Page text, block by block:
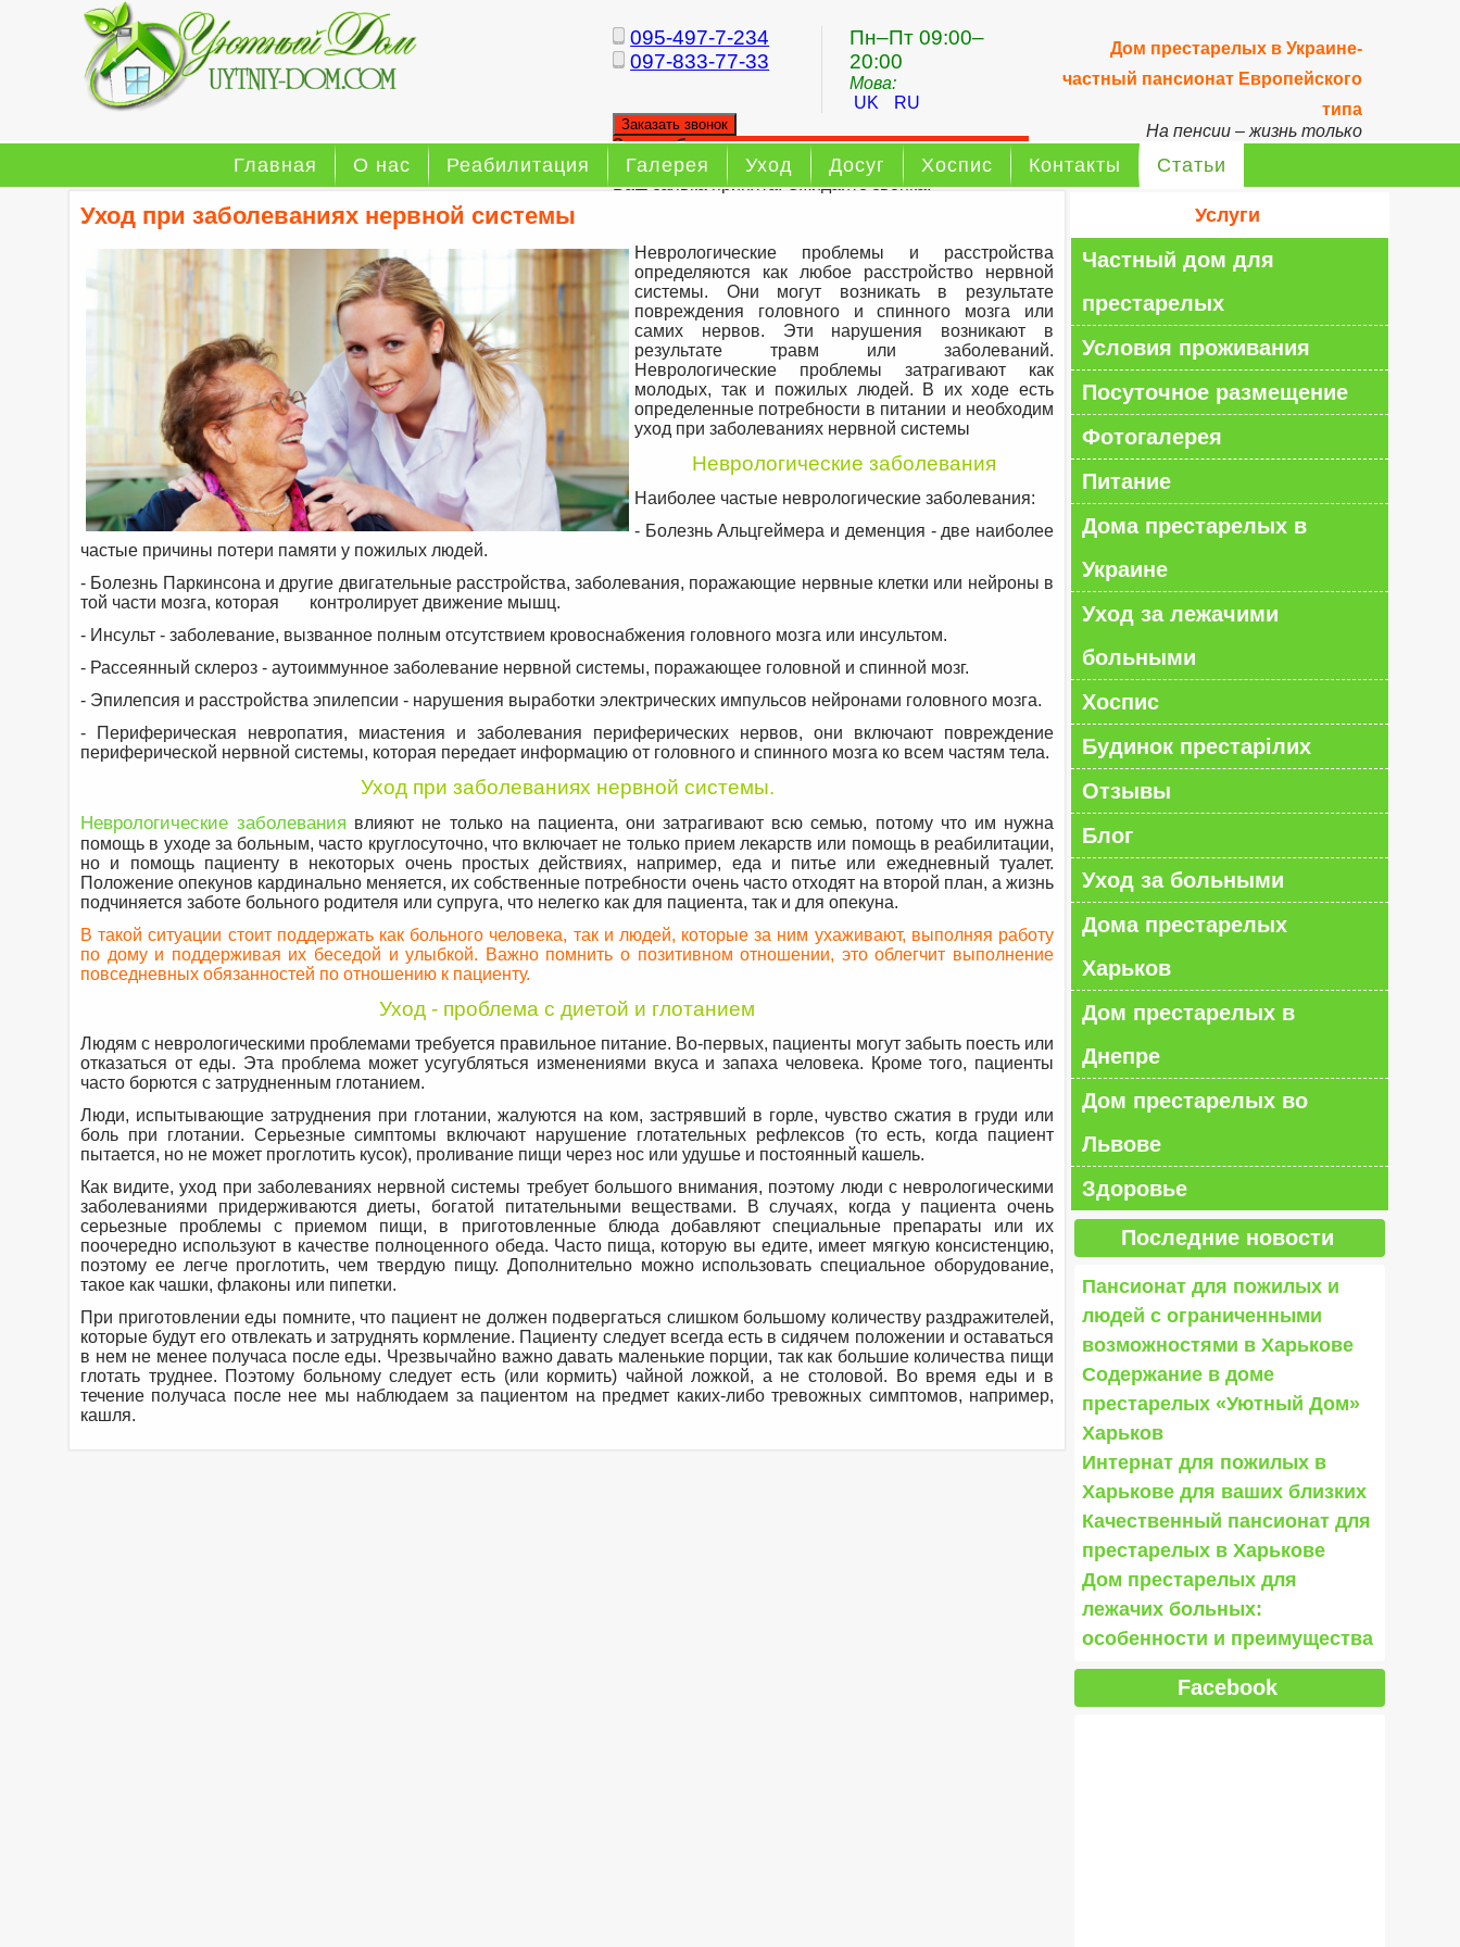
Дом престарелых в Украине-
частный пансионат Европейского
типа
На пенсии – жизнь только
095-497-7-234
097-833-77-33
Пн–Пт 09:00–
20:00
Мова:
UK
RU
Заказать звонок
Заказ обратного звонка
Ваш заявка принята. Ожидайте звонка.
Главная О нас Реабилитация Галерея Уход Досуг Хоспис Контакты Статьи
Уход при заболеваниях нервной системы
Неврологические проблемы и расстройства
определяются как любое расстройство нервной
системы. Они могут возникать в результате
повреждения головного и спинного мозга или
самих нервов. Эти нарушения возникают в
результате травм или заболеваний.
Неврологические проблемы затрагивают как
молодых, так и пожилых людей. В их ходе есть
определенные потребности в питании и необходим
уход при заболеваниях нервной системы
Неврологические заболевания
Наиболее частые неврологические заболевания:
- Болезнь Альцгеймера и деменция - две наиболее
частые причины потери памяти у пожилых людей.
- Болезнь Паркинсона и другие двигательные расстройства, заболевания, поражающие нервные клетки или нейроны в
той части мозга, которая контролирует движение мышц.
- Инсульт - заболевание, вызванное полным отсутствием кровоснабжения головного мозга или инсультом.
- Рассеянный склероз - аутоиммунное заболевание нервной системы, поражающее головной и спинной мозг.
- Эпилепсия и расстройства эпилепсии - нарушения выработки электрических импульсов нейронами головного мозга.
- Периферическая невропатия, миастения и заболевания периферических нервов, они включают повреждение
периферической нервной системы, которая передает информацию от головного и спинного мозга ко всем частям тела.
Уход при заболеваниях нервной системы.
Неврологические заболевания влияют не только на пациента, они затрагивают всю семью, потому что им нужна
помощь в уходе за больным, часто круглосуточно, что включает не только прием лекарств или помощь в реабилитации,
но и помощь пациенту в некоторых очень простых действиях, например, еда и питье или ежедневный туалет.
Положение опекунов кардинально меняется, их собственные потребности очень часто отходят на второй план, а жизнь
подчиняется заботе больного родителя или супруга, что нелегко как для пациента, так и для опекуна.
В такой ситуации стоит поддержать как больного человека, так и людей, которые за ним ухаживают, выполняя работу
по дому и поддерживая их беседой и улыбкой. Важно помнить о позитивном отношении, это облегчит выполнение
повседневных обязанностей по отношению к пациенту.
Уход - проблема с диетой и глотанием
Людям с неврологическими проблемами требуется правильное питание. Во-первых, пациенты могут забыть поесть или
отказаться от еды. Эта проблема может усугубляться изменениями вкуса и запаха человека. Кроме того, пациенты
часто борются с затрудненным глотанием.
Люди, испытывающие затруднения при глотании, жалуются на ком, застрявший в горле, чувство сжатия в груди или
боль при глотании. Серьезные симптомы включают нарушение глотательных рефлексов (то есть, когда пациент
пытается, но не может проглотить кусок), проливание пищи через нос или удушье и постоянный кашель.
Как видите, уход при заболеваниях нервной системы требует большого внимания, поэтому люди с неврологическими
заболеваниями придерживаются диеты, богатой питательными веществами. В случаях, когда у пациента очень
серьезные проблемы с приемом пищи, в приготовленные блюда добавляют специальные препараты или их
поочередно используют в качестве полноценного обеда. Часто пища, которую вы едите, имеет мягкую консистенцию,
поэтому ее легче проглотить, чем твердую пищу. Дополнительно можно использовать специальное оборудование,
такое как чашки, флаконы или пипетки.
При приготовлении еды помните, что пациент не должен подвергаться слишком большому количеству раздражителей,
которые будут его отвлекать и затруднять кормление. Пациенту следует всегда есть в сидячем положении и оставаться
в нем не менее получаса после еды. Чрезвычайно важно давать маленькие порции, так как большие количества пищи
глотать труднее. Поэтому больному следует есть (или кормить) чайной ложкой, а не столовой. Во время еды и в
течение получаса после нее мы наблюдаем за пациентом на предмет каких-либо тревожных симптомов, например,
кашля.
Услуги
Частный дом для
престарелых
Условия проживания
Посуточное размещение
Фотогалерея
Питание
Дома престарелых в
Украине
Уход за лежачими
больными
Хоспис
Будинок престарілих
Отзывы
Блог
Уход за больными
Дома престарелых
Харьков
Дом престарелых в
Днепре
Дом престарелых во
Львове
Здоровье
Последние новости
Пансионат для пожилых и
людей с ограниченными
возможностями в Харькове
Содержание в доме
престарелых «Уютный Дом»
Харьков
Интернат для пожилых в
Харькове для ваших близких
Качественный пансионат для
престарелых в Харькове
Дом престарелых для
лежачих больных:
особенности и преимущества
Facebook